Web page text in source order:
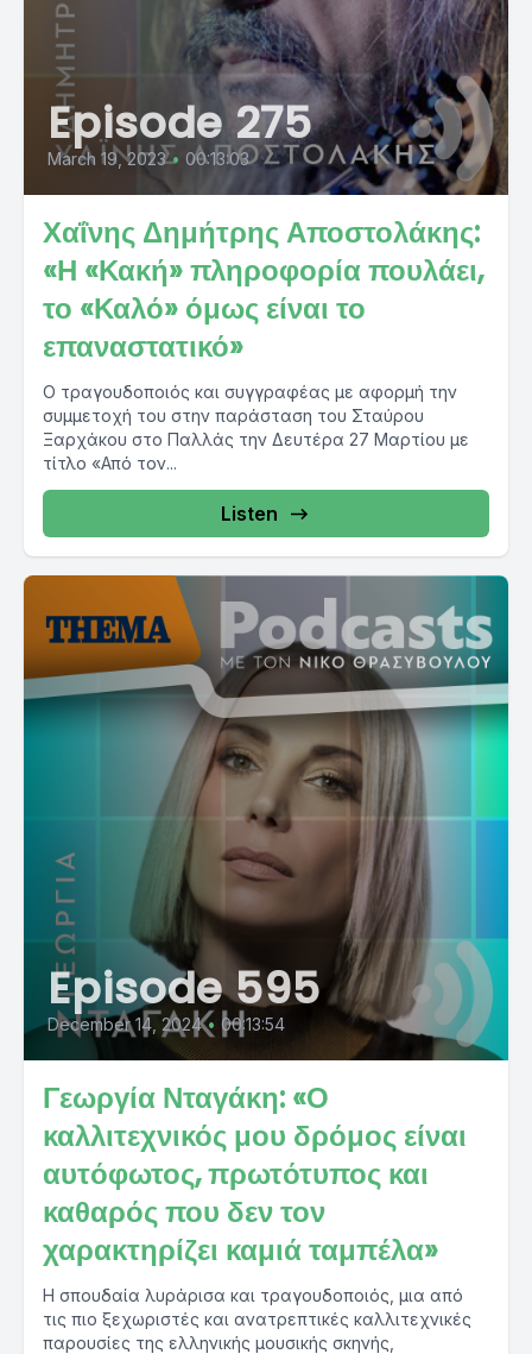
Episode 275
March 19, 2023 • 00:13:03
Χαΐνης Δημήτρης Αποστολάκης:
«Η «Κακή» πληροφορία πουλάει,
το «Καλό» όμως είναι το
επαναστατικό»
Ο τραγουδοποιός και συγγραφέας με αφορμή την
συμμετοχή του στην παράσταση του Σταύρου
Ξαρχάκου στο Παλλάς την Δευτέρα 27 Μαρτίου με
τίτλο «Από τον...
Listen
Episode 595
December 14, 2024 • 00:13:54
Γεωργία Νταγάκη: «Ο
καλλιτεχνικός μου δρόμος είναι
αυτόφωτος, πρωτότυπος και
καθαρός που δεν τον
χαρακτηρίζει καμιά ταμπέλα»
Η σπουδαία λυράρισα και τραγουδοποιός, μια από
τις πιο ξεχωριστές και ανατρεπτικές καλλιτεχνικές
παρουσίες της ελληνικής μουσικής σκηνής,